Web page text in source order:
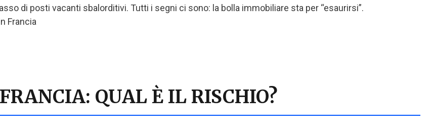
di posti vacanti sbalorditivi. Tutti i segni ci sono: la bolla immobiliare sta per “esaurirsi”.
Francia
QUAL È IL RISCHIO?